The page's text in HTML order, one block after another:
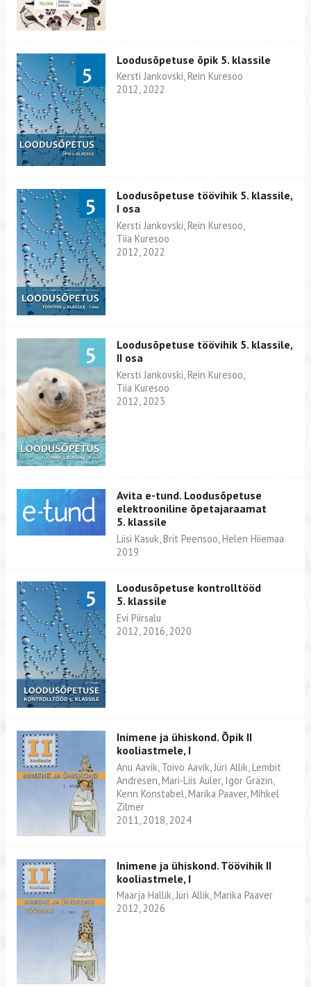
Loodusõpetuse õpik 5. klassile
Kersti Jankovski, Rein Kuresoo
2012, 2022
Loodusõpetuse töövihik 5. klassile,
I osa
Kersti Jankovski, Rein Kuresoo,
Tiia Kuresoo
2012, 2022
Loodusõpetuse töövihik 5. klassile,
II osa
Kersti Jankovski, Rein Kuresoo,
Tiia Kuresoo
2012, 2023
Avita e-tund. Loodusõpetuse
elektrooniline õpetajaraamat
5. klassile
Liisi Kasuk, Brit Peensoo, Helen Hiiemaa
2019
Loodusõpetuse kontrolltööd
5. klassile
Evi Piirsalu
2012, 2016, 2020
Inimene ja ühiskond. Õpik II
kooliastmele, I
Anu Aavik, Toivo Aavik, Jüri Allik, Lembit
Andresen, Mari-Liis Auler, Igor Gräzin,
Kenn Konstabel, Marika Paaver, Mihkel
Zilmer
2011, 2018, 2024
Inimene ja ühiskond. Töövihik II
kooliastmele, I
Maarja Hallik, Jüri Allik, Marika Paaver
2012, 2026